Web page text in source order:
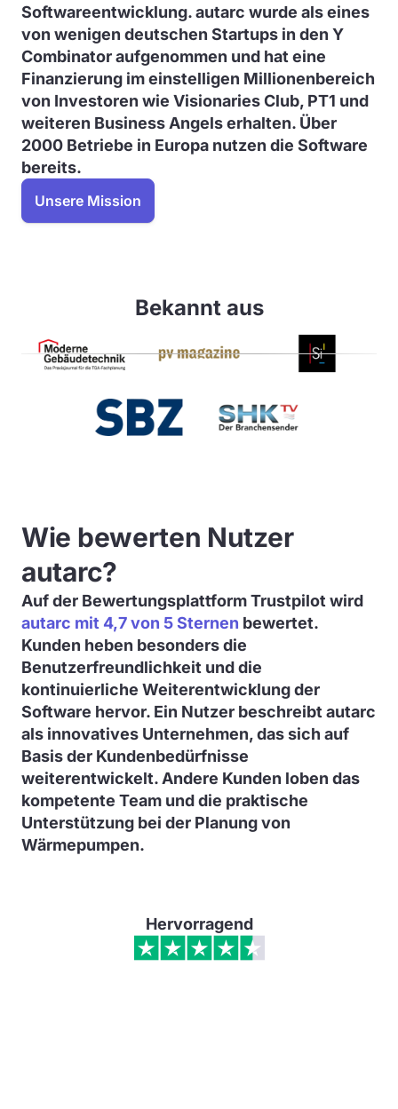
Softwareentwicklung. autarc wurde als eines
von wenigen deutschen Startups in den Y
Combinator aufgenommen und hat eine
Finanzierung im einstelligen Millionenbereich
von Investoren wie Visionaries Club, PT1 und
weiteren Business Angels erhalten. Über
2000 Betriebe in Europa nutzen die Software
bereits.
Unsere Mission
Bekannt aus
Wie bewerten Nutzer
autarc?
Auf der Bewertungsplattform Trustpilot wird
autarc mit 4,7 von 5 Sternen bewertet.
Kunden heben besonders die
Benutzerfreundlichkeit und die
kontinuierliche Weiterentwicklung der
Software hervor. Ein Nutzer beschreibt autarc
als innovatives Unternehmen, das sich auf
Basis der Kundenbedürfnisse
weiterentwickelt. Andere Kunden loben das
kompetente Team und die praktische
Unterstützung bei der Planung von
Wärmepumpen.
Hervorragend